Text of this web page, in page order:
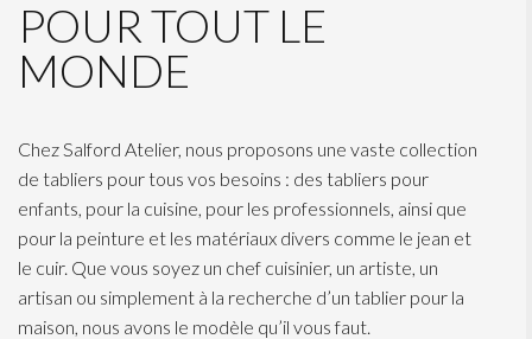
POUR TOUT LE
MONDE
Chez Salford Atelier, nous proposons une vaste collection
de tabliers pour tous vos besoins : des tabliers pour
enfants, pour la cuisine, pour les professionnels, ainsi que
pour la peinture et les matériaux divers comme le jean et
le cuir. Que vous soyez un chef cuisinier, un artiste, un
artisan ou simplement à la recherche d’un tablier pour la
maison, nous avons le modèle qu’il vous faut.